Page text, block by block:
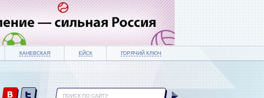
КАНЕВСКАЯ ЕЙСК ГОРЯЧИЙ КЛЮЧ